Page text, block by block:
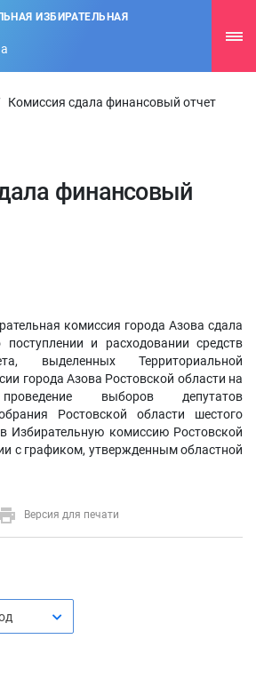
ИЗБИРАТЕЛЬНАЯ
Комиссия сдала финансовый отчет
финансовый
комиссия города Азова сдала
и расходовании средств
выделенных Территориальной
города Азова Ростовской области на
выборов депутатов
Ростовской области шестого
Избирательную комиссию Ростовской
с графиком, утвержденным областной
Версия для печати